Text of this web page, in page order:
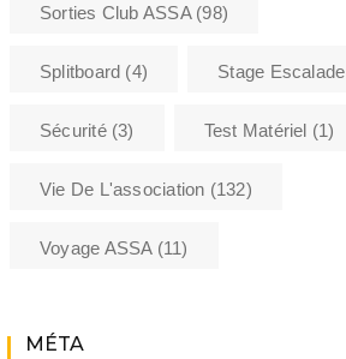
Sorties Club ASSA(98)
Splitboard (4) Stage Escalade
Sécurité(3) Test Matériel (1)
Vie De L'association (132)
Voyage ASSA(11)
MÉTA